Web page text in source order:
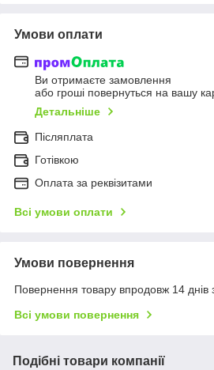
Умови оплати
Ви отримаєте замовлення
або гроші повернуться на вашу
Детальніше
Післяплата
Готівкою
Оплата за реквізитами
Всі умови оплати
Умови повернення
Повернення товару впродовж 14 днів
Всі умови повернення
Подібні товари компанії